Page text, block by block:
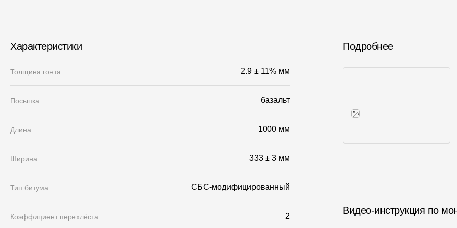
Характеристики
Толщина гонта 2.9 ± 11% мм
Посыпка базальт
Длина 1000 мм
Ширина 333 ± 3 мм
Тип битума СБС-модифицированный
Коэффициент перехлёста 2
Подробнее
Видео-инструкция по